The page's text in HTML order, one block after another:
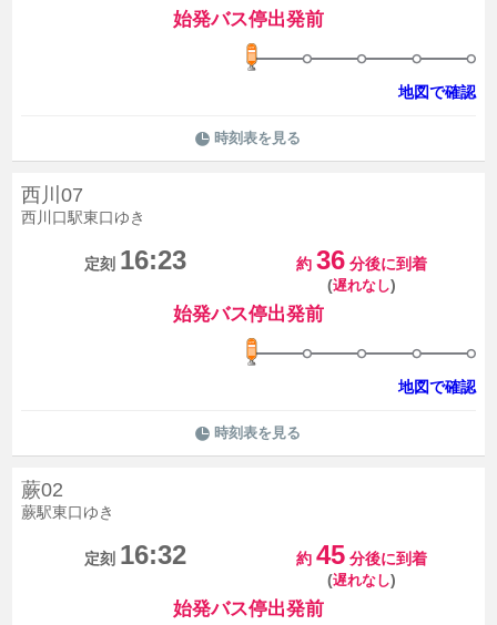
始発バス停出発前
地図で確認
時刻表を見る
西川07
西川口駅東口ゆき
定刻 16:23 約36 分後に到着
(遅れなし)
始発バス停出発前
地図で確認
時刻表を見る
蕨02
蕨駅東口ゆき
定刻 16:32 約45 分後に到着
(遅れなし)
始発バス停出発前